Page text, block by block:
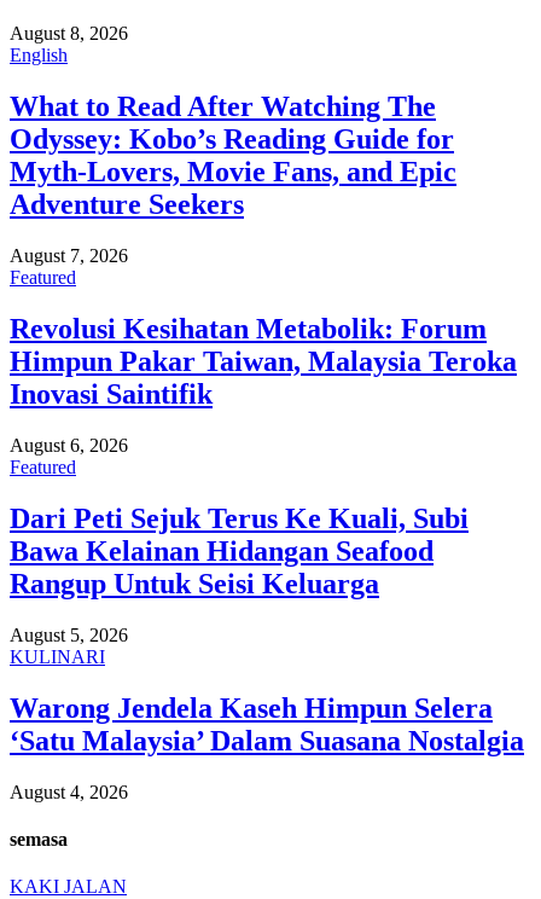
August 8, 2026
English
What to Read After Watching The
Odyssey: Kobo’s Reading Guide for
Myth-Lovers, Movie Fans, and Epic
Adventure Seekers
August 7, 2026
Featured
Revolusi Kesihatan Metabolik: Forum
Himpun Pakar Taiwan, Malaysia Teroka
Inovasi Saintifik
August 6, 2026
Featured
Dari Peti Sejuk Terus Ke Kuali, Subi
Bawa Kelainan Hidangan Seafood
Rangup Untuk Seisi Keluarga
August 5, 2026
KULINARI
Warong Jendela Kaseh Himpun Selera
‘Satu Malaysia’ Dalam Suasana Nostalgia
August 4, 2026
semasa
KAKI JALAN